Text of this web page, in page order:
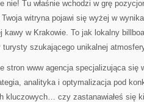
nie! Tu właśnie wchodzi w grę
witryna pojawi się wyżej w
w Krakowie. To jak lokalny
turysty szukającego unikalnej
stron www agencja specjalizująca się
analityka i optymalizacja pod
kluczowych… czy zastanawiałeś się